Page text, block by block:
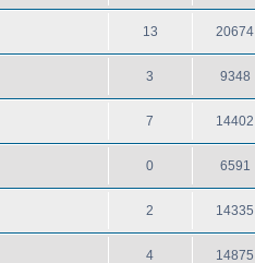
13 20674
3 9348
7 14402
0 6591
2 14335
4 14875